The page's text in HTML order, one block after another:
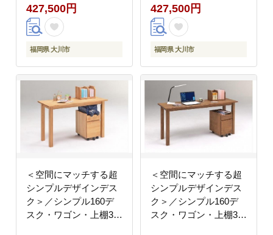
427,500円
福岡県 大川市
427,500円
福岡県 大川市
＜空間にマッチする超
シンプルデザインデス
ク＞／シンプル160デ
スク・ワゴン・上棚3点
＜空間にマッチする超
シンプルデザインデス
ク＞／シンプル160デ
スク・ワゴン・上棚3点